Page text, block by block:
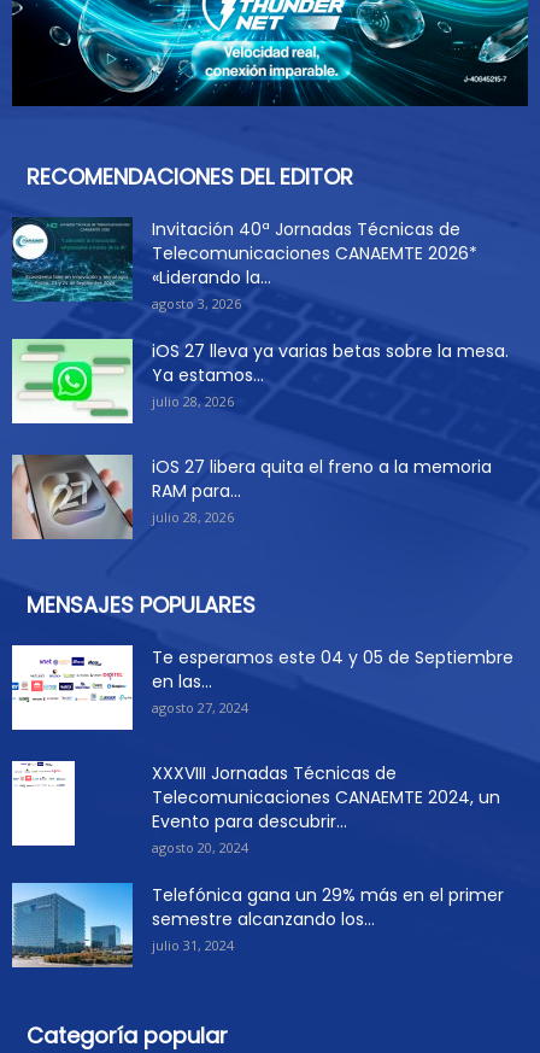
RECOMENDACIONES DEL EDITOR
Invitación 40ª Jornadas Técnicas de
Telecomunicaciones CANAEMTE 2026*
«Liderando la...
agosto 3, 2026
iOS 27 lleva ya varias betas sobre la mesa.
Ya estamos...
julio 28, 2026
iOS 27 libera quita el freno a la memoria
RAM para...
julio 28, 2026
MENSAJES POPULARES
Te esperamos este 04 y 05 de Septiembre
en las...
agosto 27, 2024
XXXVIII Jornadas Técnicas de
Telecomunicaciones CANAEMTE 2024, un
Evento para descubrir...
agosto 20, 2024
Telefónica gana un 29% más en el primer
semestre alcanzando los...
julio 31, 2024
Categoría popular